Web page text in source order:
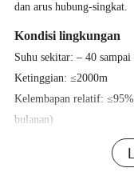
dan arus hubung-singkat.
Kondisi lingkungan
Suhu sekitar: – 40
Ketinggian: ≤2000m
Kelembapan relatif:
bulanan)
Kecepatan angin: ≤34m/s